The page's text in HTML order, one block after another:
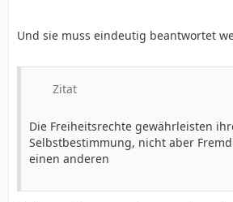
Und sie muss eindeutig beantwortet
Zitat
Die Freiheitsrechte gewährleisten
Selbstbestimmung, nicht aber
einen anderen